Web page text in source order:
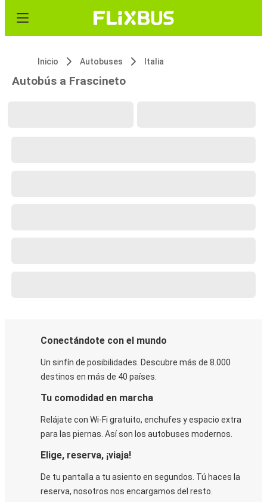
Inicio Autobuses Italia
Autobús a Frascineto
Conectándote con el mundo
Un sinfín de posibilidades. Descubre más de 8.000
destinos en más de 40 países.
Tu comodidad en marcha
Relájate con Wi-Fi gratuito, enchufes y espacio extra
para las piernas. Así son los autobuses modernos.
Elige, reserva, ¡viaja!
De tu pantalla a tu asiento en segundos. Tú haces la
reserva, nosotros nos encargamos del resto.